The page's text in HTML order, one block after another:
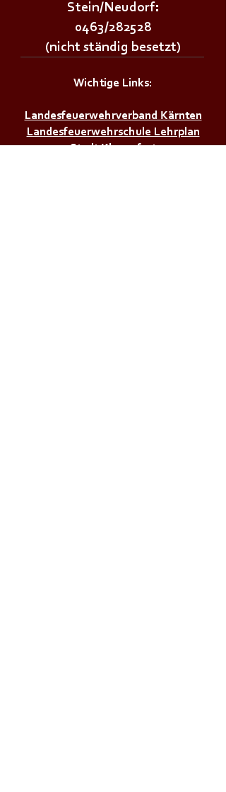
Stein/Neudorf:
0463/282528
(nicht ständig besetzt)
Wichtige Links:
Landesfeuerwehrverband Kärnten
Landesfeuerwehrschule Lehrplan
Stadt Klagenfurt